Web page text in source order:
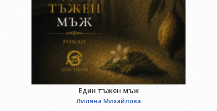
Един тъжен мъж
Лиляна Михайлова